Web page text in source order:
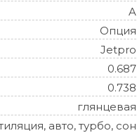
A
Опция
Jetpro
0.687
0.738
глянцевая
авто, турбо, сон